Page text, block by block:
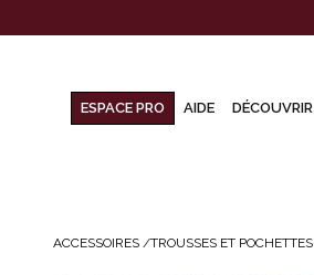
ESPACE PRO AIDE DÉCOUVRIR
ACCESSOIRES /TROUSSES ET POCHETTES